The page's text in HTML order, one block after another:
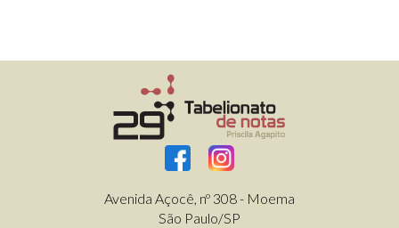
Avenida Açocê, nº 308 - Moema
São Paulo/SP